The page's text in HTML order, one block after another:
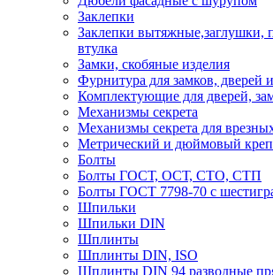
Заклепки
Заклепки вытяжные,заглушки,
втулка
Замки, скобяные изделия
Фурнитура для замков, дверей
Комплектующие для дверей,
Механизмы секрета
Механизмы секрета для
Метрический и дюймовый
Болты
Болты ГОСТ, ОСТ, СТО, СТП
Болты ГОСТ 7798-70 с
Шпильки
Шпильки DIN
Шплинты
Шплинты DIN, ISO
Шплинты DIN 94 разводные